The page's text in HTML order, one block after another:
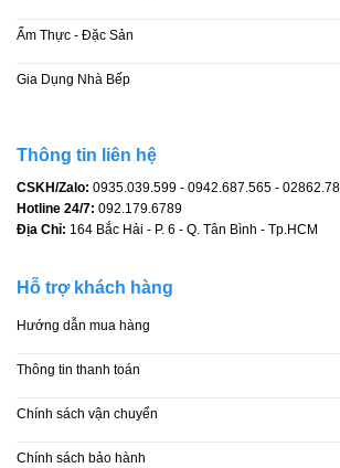
điện thoại iphone
ổ sim blackberry
Ẩm Thực - Đặc Sản
Gia Dụng Nhà Bếp
Thông tin liên hệ
CSKH/Zalo: 0935.039.599 - 0942.687.565 -
Hotline 24/7: 092.179.6789
Địa Chỉ: 164 Bắc Hải - P. 6 - Q. Tân Bình - Tp.HCM
Hỗ trợ khách hàng
Hướng dẫn mua hàng
Thông tin thanh toán
Chính sách vận chuyển
Chính sách bảo hành